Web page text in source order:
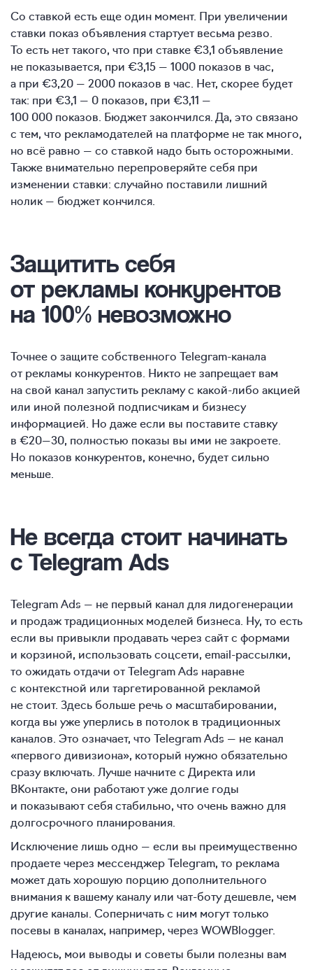
Со ставкой есть еще один момент. При увеличении
ставки показ объявления стартует весьма резво.
То есть нет такого, что при ставке €3,1 объявление
не показывается, при €3,15 — 1000 показов в час,
а при €3,20 — 2000 показов в час. Нет, скорее будет
так: при €3,1 — 0 показов, при €3,11 —
100 000 показов. Бюджет закончился. Да, это связано
с тем, что рекламодателей на платформе не так много,
но всё равно — со ставкой надо быть осторожными.
Также внимательно перепроверяйте себя при
изменении ставки: случайно поставили лишний
нолик — бюджет кончился.
Защитить себя
от рекламы конкурентов
на 100% невозможно
Точнее о защите собственного Telegram-канала
от рекламы конкурентов. Никто не запрещает вам
на свой канал запустить рекламу с какой-либо акцией
или иной полезной подписчикам и бизнесу
информацией. Но даже если вы поставите ставку
в €20—30, полностью показы вы ими не закроете.
Но показов конкурентов, конечно, будет сильно
меньше.
Не всегда стоит начинать
с Telegram Ads
Telegram Ads — не первый канал для лидогенерации
и продаж традиционных моделей бизнеса. Ну, то есть
если вы привыкли продавать через сайт с формами
и корзиной, использовать соцсети, email-рассылки,
то ожидать отдачи от Telegram Ads наравне
с контекстной или таргетированной рекламой
не стоит. Здесь больше речь о масштабировании,
когда вы уже уперлись в потолок в традиционных
каналов. Это означает, что Telegram Ads — не канал
«первого дивизиона», который нужно обязательно
сразу включать. Лучше начните с Директа или
ВКонтакте, они работают уже долгие годы
и показывают себя стабильно, что очень важно для
долгосрочного планирования.
Исключение лишь одно — если вы преимущественно
продаете через мессенджер Telegram, то реклама
может дать хорошую порцию дополнительного
внимания к вашему каналу или чат-боту дешевле, чем
другие каналы. Соперничать с ним могут только
посевы в каналах, например, через WOWBlogger.
Надеюсь, мои выводы и советы были полезны вам